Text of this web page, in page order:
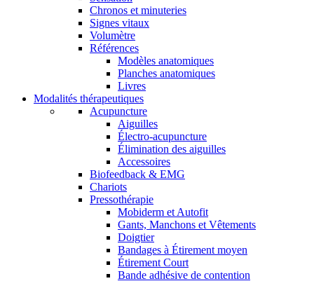
Chronos et minuteries
Signes vitaux
Volumètre
Références
Modèles anatomiques
Planches anatomiques
Livres
Modalités thérapeutiques
Acupuncture
Aiguilles
Électro-acupuncture
Élimination des aiguilles
Accessoires
Biofeedback & EMG
Chariots
Pressothérapie
Mobiderm et Autofit
Gants, Manchons et Vêtements
Doigtier
Bandages à Étirement moyen
Étirement Court
Bande adhésive de contention